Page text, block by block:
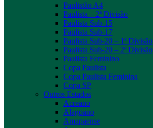
Paulistão A4
Paulista – 2ª Divisão
Paulista Sub-15
Paulista Sub-17
Paulista Sub-20 – 1ª Divisão
Paulista Sub-20 – 2ª Divisão
Paulista Feminino
Copa Paulista
Copa Paulista Feminina
Copa SP
Outros Estados
Acreano
Alagoano
Amapaense